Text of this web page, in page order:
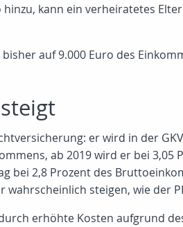
kann ein verheiratetes
auf 9.000 Euro des
er wird in der
ab 2019 wird er bei 3,05
bei 2,8 Prozent des
steigen, wie der
erhöhte Kosten aufgrund